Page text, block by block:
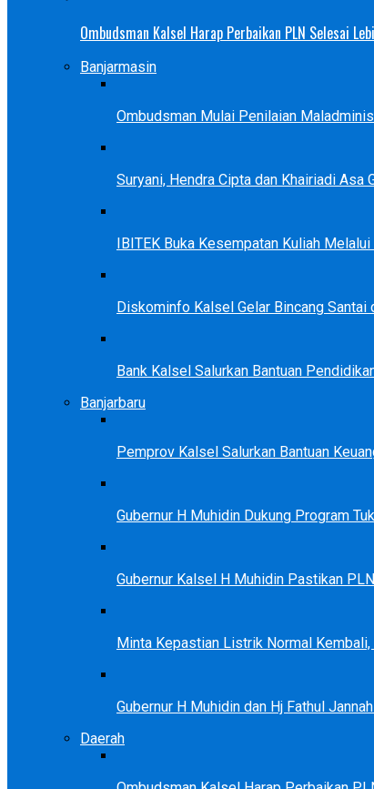
Ombudsman Kalsel Harap Perbaikan PLN Selesai
Banjarmasin
Ombudsman Mulai Penilaian
Suryani, Hendra Cipta dan Khairiadi Asa
IBITEK Buka Kesempatan Kuliah
Diskominfo Kalsel Gelar Bincang
Bank Kalsel Salurkan Bantuan
Banjarbaru
Pemprov Kalsel Salurkan Bantuan
Gubernur H Muhidin Dukung Program
Gubernur Kalsel H Muhidin Pastikan
Minta Kepastian Listrik Normal
Gubernur H Muhidin dan Hj Fathul
Daerah